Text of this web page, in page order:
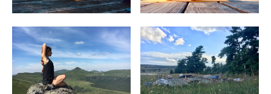
INCONTOURNABLES
PLEINE NATURE